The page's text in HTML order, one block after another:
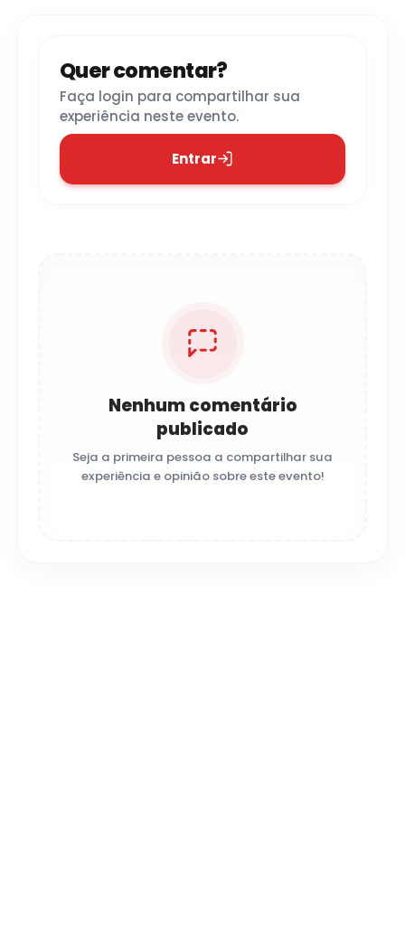
Quer comentar?
Faça login para compartilhar sua
experiência neste evento.
Entrar
Nenhum comentário
publicado
Seja a primeira pessoa a compartilhar sua
experiência e opinião sobre este evento!